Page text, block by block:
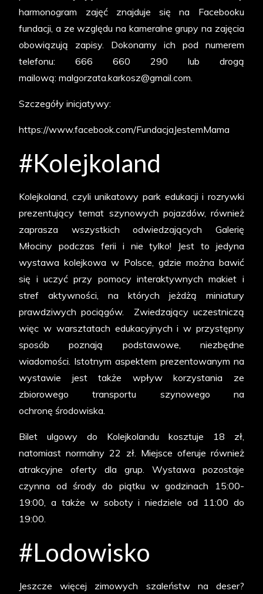
harmonogram zajęć znajduje się na Facebooku
fundacji, a ze względu na kameralne grupy na zajęcia
obowiązują zapisy. Dokonamy ich pod numerem
telefonu: 666 660 290 lub drogą
mailową: malgorzata.karkosz@gmail.com.
Szczegóły inicjatywy:
https://www.facebook.com/FundacjaJestemMama
#Kolejkoland
Kolejkoland, czyli unikatowy park edukacji i rozrywki
prezentujący temat szynowych pojazdów, również
zaprasza wszystkich odwiedzających Galerię
Młociny podczas ferii i nie tylko! Jest to jedyna
wystawa kolejkowa w Polsce, gdzie można bawić
się i uczyć przy pomocy interaktywnych makiet i
stref aktywności, na których jeżdżą miniatury
prawdziwych pociągów. Zwiedzający uczestniczą
więc w warsztatach edukacyjnych i w przystępny
sposób poznają podstawowe, niezbędne
wiadomości. Istotnym aspektem prezentowanym na
wystawie jest także wpływ korzystania ze
zbiorowego transportu szynowego na
ochronę środowiska.
Bilet ulgowy do Kolejkolandu kosztuje 18 zł,
natomiast normalny 22 zł. Miejsce oferuje również
atrakcyjne oferty dla grup. Wystawa pozostaje
czynna od środy do piątku w godzinach 15:00-
19:00, a także w soboty i niedziele od 11:00 do
19:00.
#Lodowisko
Jeszcze więcej zimowych szaleństw na deser?